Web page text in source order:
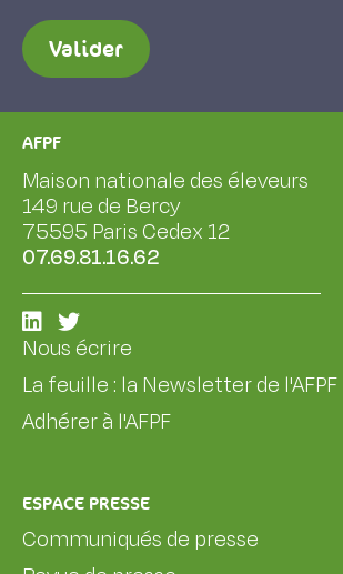
Valider
AFPF
Maison nationale des éleveurs
149 rue de Bercy
75595 Paris Cedex 12
07.69.81.16.62
Nous écrire
La feuille : la Newsletter de l'AFPF
Adhérer à l'AFPF
ESPACE PRESSE
Communiqués de presse